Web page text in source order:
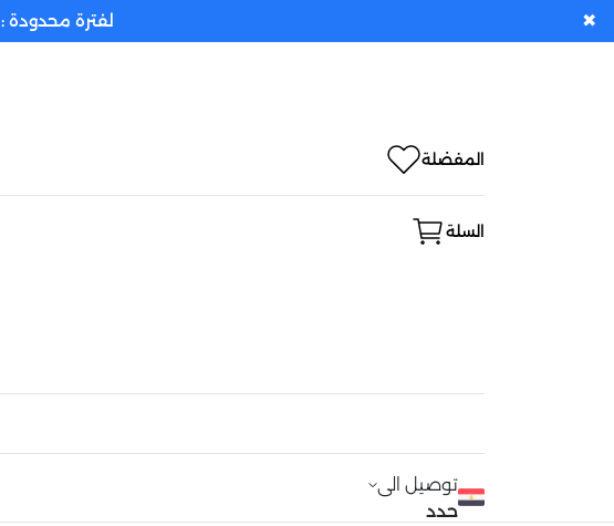
المفضلة
السلة
توصيل الى
حدد
لفترة محدودة : ✖